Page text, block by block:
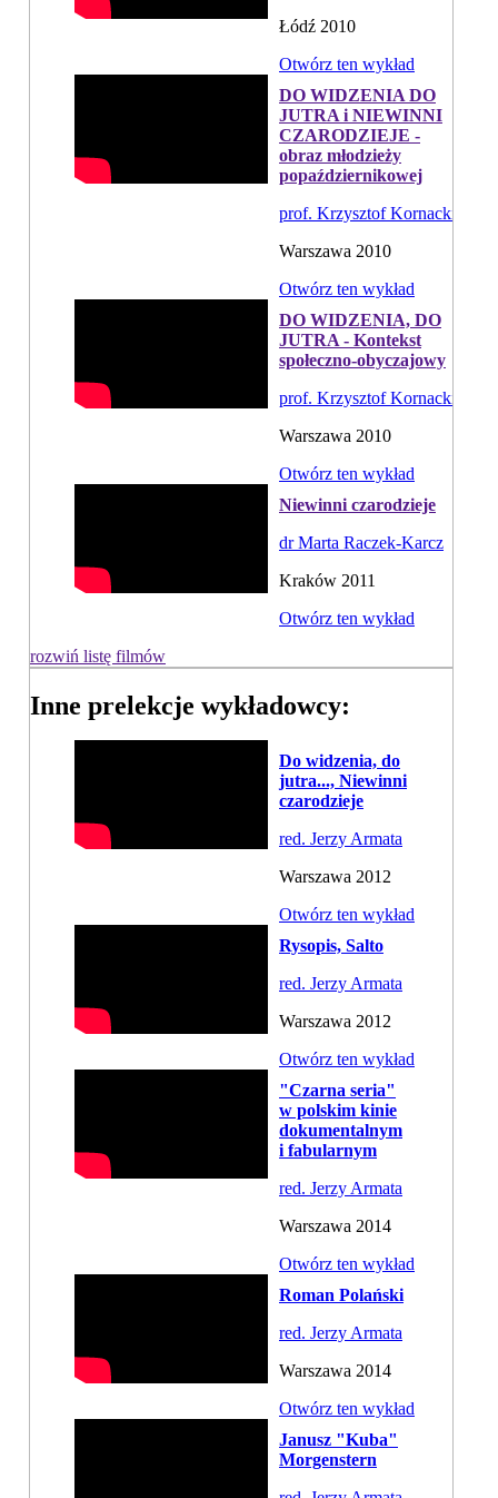
Łódź 2010
Otwórz ten wykład
DO WIDZENIA DO
JUTRA i NIEWINNI
CZARODZIEJE -
obraz młodzieży
popaździernikowej
prof. Krzysztof Kornacki
Warszawa 2010
Otwórz ten wykład
DO WIDZENIA, DO
JUTRA - Kontekst
społeczno-obyczajowy
prof. Krzysztof Kornacki
Warszawa 2010
Otwórz ten wykład
Niewinni czarodzieje
dr Marta Raczek-Karcz
Kraków 2011
Otwórz ten wykład
rozwiń listę filmów
Inne prelekcje wykładowcy:
Do widzenia, do
jutra..., Niewinni
czarodzieje
red. Jerzy Armata
Warszawa 2012
Otwórz ten wykład
Rysopis, Salto
red. Jerzy Armata
Warszawa 2012
Otwórz ten wykład
"Czarna seria"
w polskim kinie
dokumentalnym
i fabularnym
red. Jerzy Armata
Warszawa 2014
Otwórz ten wykład
Roman Polański
red. Jerzy Armata
Warszawa 2014
Otwórz ten wykład
Janusz "Kuba"
Morgenstern